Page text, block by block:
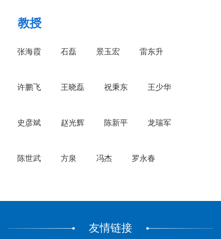
教授
张海霞 石磊 景玉宏 雷东升
许鹏飞 王晓磊 祝秉东 王少华
史彦斌 赵光辉 陈新平 龙瑞军
陈世武 方泉 冯杰 罗永春
友情链接